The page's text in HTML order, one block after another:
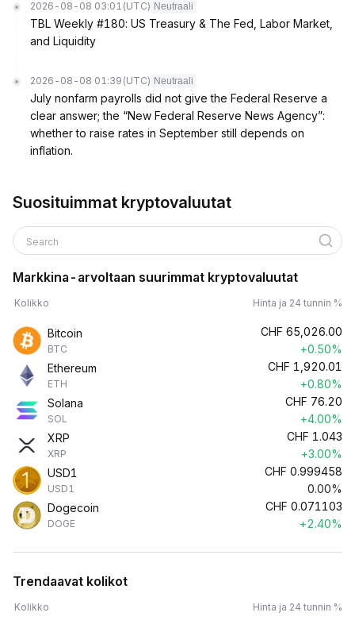
2026-08-08 03:01 (UTC) Neutraali
TBL Weekly #180: US Treasury & The Fed, Labor Market,
and Liquidity
2026-08-08 01:39 (UTC) Neutraali
July nonfarm payrolls did not give the Federal Reserve a
clear answer; the “New Federal Reserve News Agency”:
whether to raise rates in September still depends on
inflation.
Suosituimmat kryptovaluutat
Search
Markkina-arvoltaan suurimmat kryptovaluutat
Kolikko Hinta ja 24 tunnin %
Bitcoin
BTC
CHF 65,026.00
+0.50%
Ethereum
ETH
CHF 1,920.01
+0.80%
Solana
SOL
CHF 76.20
+4.00%
XRP
XRP
CHF 1.043
+3.00%
USD1
USD1
CHF 0.999458
0.00%
Dogecoin
DOGE
CHF 0.071103
+2.40%
Trendaavat kolikot
Kolikko Hinta ja 24 tunnin %